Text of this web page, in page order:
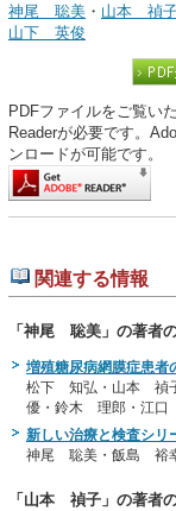
神尾 聡美 ・ 山本 禎
山下 英俊
PDFファイルをご覧い
Readerが必要です。
ンロードが可能です。
関連する情報
「神尾 聡美」の著者
増殖糖尿病網膜症患者
松下 知弘・山本 禎
優・鈴木 理郎・江
新しい治療と検査シ
神尾 聡美・飯島 裕
「山本 禎子」の著者